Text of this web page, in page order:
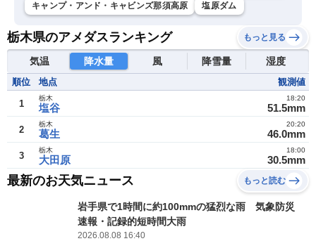
キャンプ・アンド・キャビンズ那須高原
塩原ダム
栃木県のアメダスランキング もっと見る
気温 降水量 風 降雪量 湿度
順位 地点 観測値
1 塩谷
栃木
51.5mm
18:20
2 葛生
栃木
46.0mm
20:20
3 大田原
栃木
30.5mm
18:00
最新のお天気ニュース もっと読む
岩手県で1時間に約100mmの猛烈な雨 気象防災
速報・記録的短時間大雨
2026.08.08 16:40